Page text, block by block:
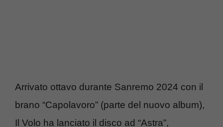
Arrivato ottavo durante Sanremo 2024 con il
brano “Capolavoro” (parte del nuovo album),
Il Volo ha lanciato il disco ad “Astra”,